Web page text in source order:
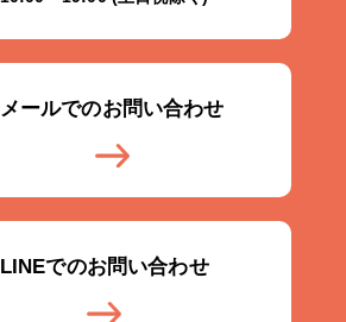
メールでのお問い合わせ
LINEでのお問い合わせ